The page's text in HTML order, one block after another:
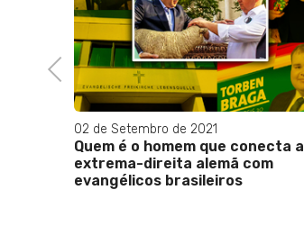
Previous
02 de Setembro de 2021
Quem é o homem que conecta a
extrema-direita alemã com
evangélicos brasileiros